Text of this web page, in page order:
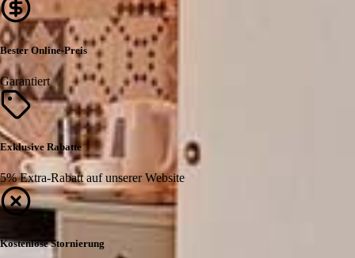
Bester Online-Preis
Garantiert
Exklusive Rabatte
5% Extra-Rabatt auf unserer Website
Kostenlose Stornierung